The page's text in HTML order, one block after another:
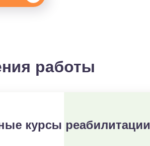
работы
курсы реабилитации